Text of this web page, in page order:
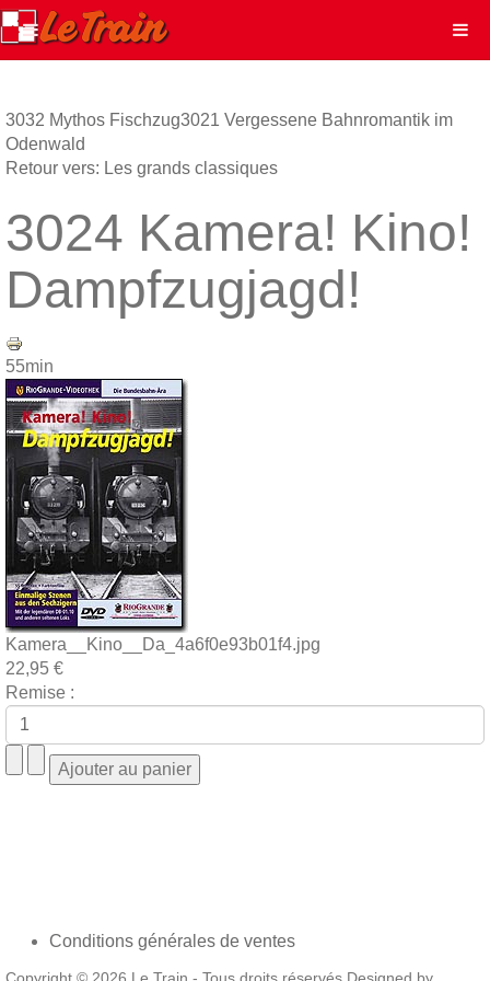
3032 Mythos Fischzug3021 Vergessene Bahnromantik im
Odenwald
Retour vers: Les grands classiques
3024 Kamera! Kino!
Dampfzugjagd!
55min
Kamera__Kino__Da_4a6f0e93b01f4.jpg
22,95 €
Remise :
Conditions générales de ventes